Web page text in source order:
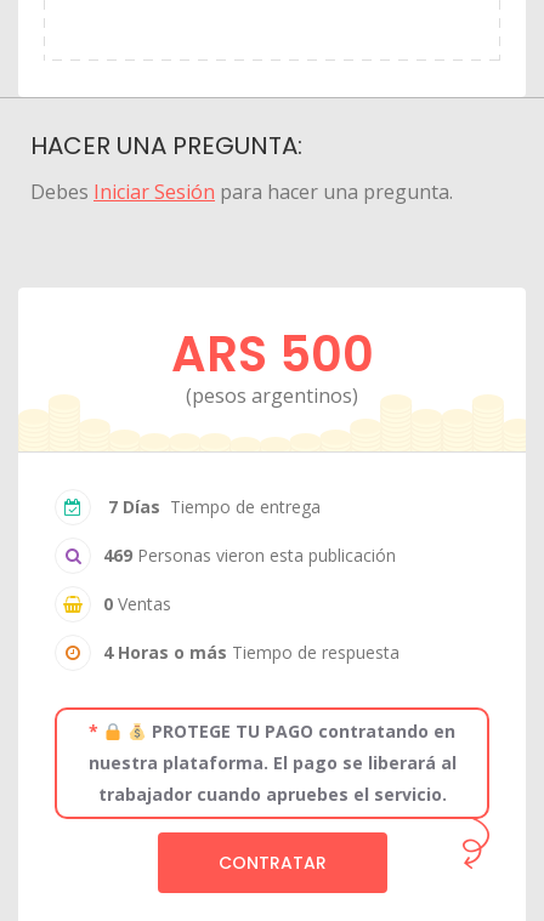
HACER UNA PREGUNTA:
Debes Iniciar Sesión para hacer una pregunta.
ARS 500
(pesos argentinos)
7 Días Tiempo de entrega
469 Personas vieron esta publicación
0 Ventas
4 Horas o más Tiempo de respuesta
*
PROTEGE TU PAGO contratando en
nuestra plataforma. El pago se liberará al
trabajador cuando apruebes el servicio.
CONTRATAR